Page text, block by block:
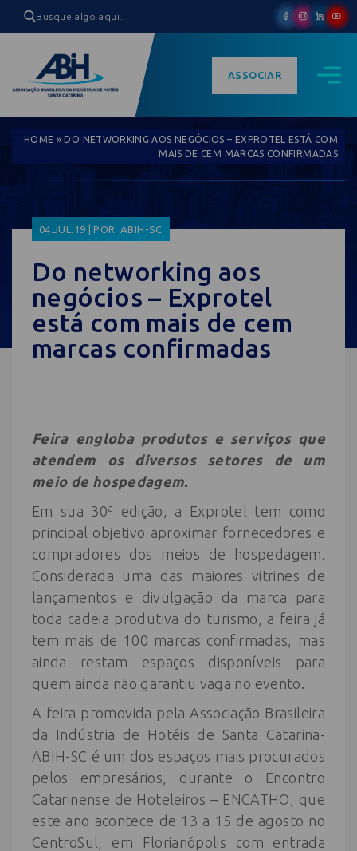
ASSOCIAR
HOME »DO NETWORKING AOS NEGÓCIOS – EXPROTEL ESTÁ COM
MAIS DE CEM MARCAS CONFIRMADAS
04.JUL.19 | POR: ABIH-SC
Do networking aos
negócios – Exprotel
está com mais de cem
marcas confirmadas
Feira engloba produtos e serviços que
atendem os diversos setores de um
meio de hospedagem.
Em sua 30ª edição, a Exprotel tem como
principal objetivo aproximar fornecedores e
compradores dos meios de hospedagem.
Considerada uma das maiores vitrines de
lançamentos e divulgação da marca para
toda cadeia produtiva do turismo, a feira já
tem mais de 100 marcas confirmadas, mas
ainda restam espaços disponíveis para
quem ainda não garantiu vaga no evento.
A feira promovida pela Associação Brasileira
da Indústria de Hotéis de Santa Catarina-
ABIH-SC é um dos espaços mais procurados
pelos empresários, durante o Encontro
Catarinense de Hoteleiros – ENCATHO, que
este ano acontece de 13 a 15 de agosto no
CentroSul, em Florianópolis com entrada